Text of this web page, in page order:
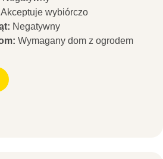
Akceptuje wybiórczo
Negatywny
Wymagany dom z ogrodem